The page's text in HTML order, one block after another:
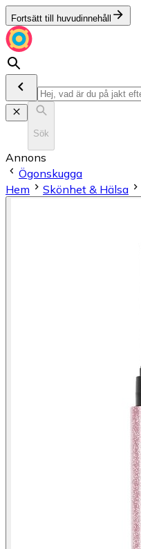
Fortsätt till huvudinnehåll
Sök
Annons
Ögonskugga
Hem
Skönhet & Hälsa